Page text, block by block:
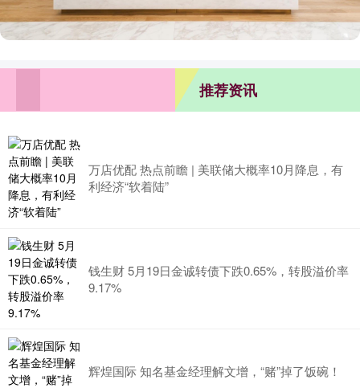
推荐资讯
万店优配 热点前瞻 | 美联储大概率10月降息，有
利经济“软着陆”
钱生财 5月19日金诚转债下跌0.65%，转股溢价率
9.17%
辉煌国际 知名基金经理解文增，“赌”掉了饭碗！